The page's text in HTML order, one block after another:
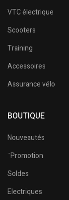
VTC électrique
Scooters
Training
Accessoires
Assurance vélo
BOUTIQUE
Nouveautés
¨Promotion
Soldes
Electriques